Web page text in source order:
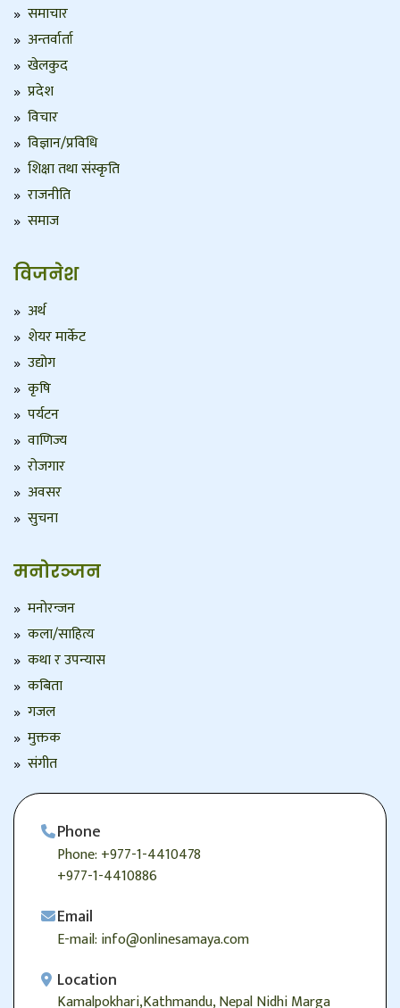
समाचार
अन्तर्वार्ता
खेलकुद
प्रदेश
विचार
विज्ञान/प्रविधि
शिक्षा तथा संस्कृति
राजनीति
समाज
विजनेश
अर्थ
शेयर मार्केट
उद्योग
कृषि
पर्यटन
वाणिज्य
रोजगार
अवसर
सुचना
मनोरञ्जन
मनोरन्जन
कला/साहित्य
कथा र उपन्यास
कबिता
गजल
मुक्तक
संगीत
Phone
Phone: +977-1-4410478
+977-1-4410886
Email
E-mail: info@onlinesamaya.com
Location
Kamalpokhari,Kathmandu, Nepal Nidhi Marga